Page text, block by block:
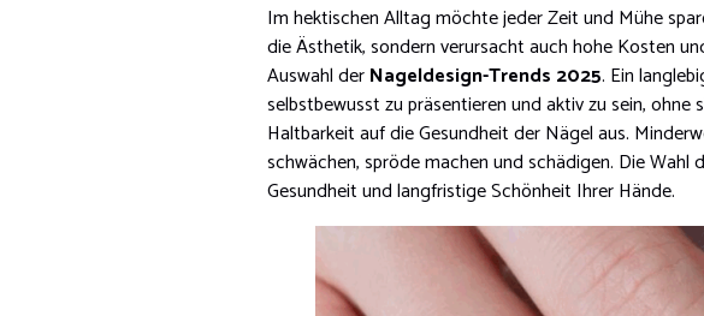
Im hektischen Alltag möchte jeder Zeit und Mühe
die Ästhetik, sondern verursacht auch hohe Kosten
Auswahl derNageldesign-Trends 2025. Ein
selbstbewusst zu präsentieren und aktiv zu sein,
Haltbarkeit auf die Gesundheit der Nägel aus.
schwächen, spröde machen und schädigen. Die Wahl
Gesundheit und langfristige Schönheit Ihrer Hände.